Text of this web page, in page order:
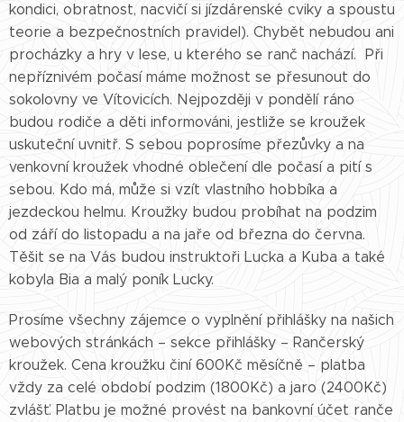
kondici, obratnost, nacvičí si jízdárenské cviky a spoustu
teorie a bezpečnostních pravidel). Chybět nebudou ani
procházky a hry v lese, u kterého se ranč nachází. Při
nepříznivém počasí máme možnost se přesunout do
sokolovny ve Vítovicích. Nejpozději v pondělí ráno
budou rodiče a děti informováni, jestliže se kroužek
uskuteční uvnitř. S sebou poprosíme přezůvky a na
venkovní kroužek vhodné oblečení dle počasí a pití s
sebou. Kdo má, může si vzít vlastního hobbíka a
jezdeckou helmu. Kroužky budou probíhat na podzim
od září do listopadu a na jaře od března do června.
Těšit se na Vás budou instruktoři Lucka a Kuba a také
kobyla Bia a malý poník Lucky.
Prosíme všechny zájemce o vyplnění přihlášky na našich
webových stránkách – sekce přihlášky – Rančerský
kroužek. Cena kroužku činí 600Kč měsíčně – platba
vždy za celé období podzim (1800Kč) a jaro (2400Kč)
zvlášť. Platbu je možné provést na bankovní účet ranče